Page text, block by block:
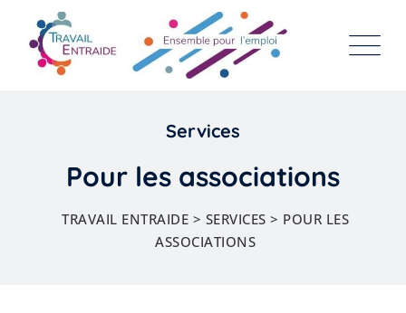
Services
Pour les associations
TRAVAIL ENTRAIDE > SERVICES > POUR LES
ASSOCIATIONS